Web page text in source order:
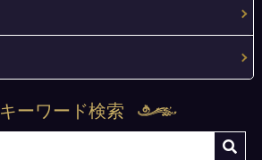
キーワード検索